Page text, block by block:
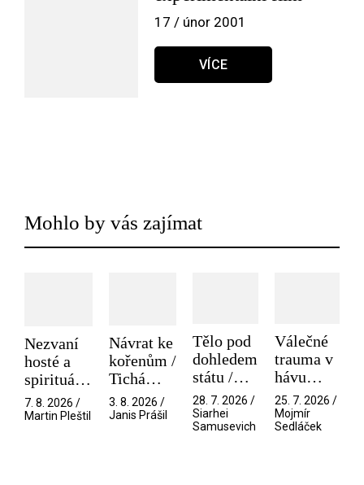
17 / únor 2001
VÍCE
Mohlo by vás zajímat
Nezvaní
hosté a
spirituální
narušitelé
z vesmíru
7. 8. 2026 /
Martin Pleštil
Návrat ke
kořenům /
Tichá
přítelkyně
3. 8. 2026 /
Janis Prášil
Tělo pod
dohledem
státu /
Pramen
28. 7. 2026 /
Siarhei
Samusevich
Válečné
trauma v
hávu
spektáklu
/ Odyssea
25. 7. 2026 /
Mojmír
Sedláček